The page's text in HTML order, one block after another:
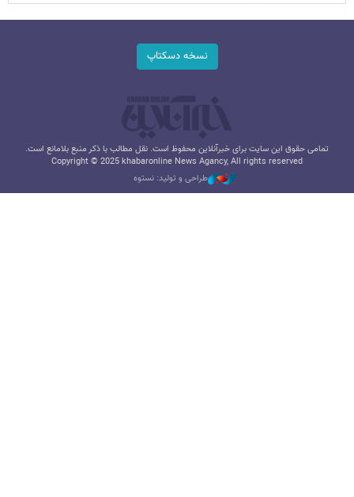
نسخه دسکتاپ
تمامی حقوق این سایت برای خبرآنلاین محفوظ است. نقل مطالب با ذکر منبع بلامانع است.
Copyright © 2025 khabaronline News Agancy, All rights reserved
طراحی و تولید: نستوه